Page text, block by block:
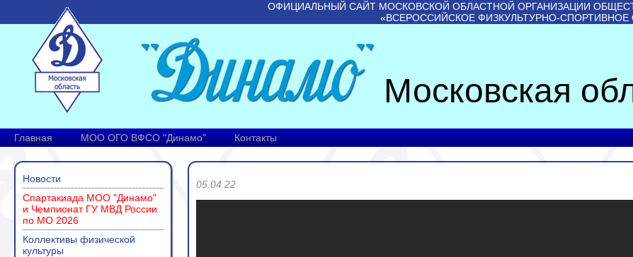
ОФИЦИАЛЬНЫЙ САЙТ МОСКОВСКОЙ ОБЛАСТНОЙ ОРГАНИЗАЦИИ
«ВСЕРОССИЙСКОЕ ФИЗКУЛЬТУРНО-
Московская
Главная МОО ОГО ВФСО "Динамо" Контакты
Новости
Спартакиада МОО "Динамо"
и Чемпионат ГУ МВД России
по МО 2026
Коллективы физической
культуры
05.04.22